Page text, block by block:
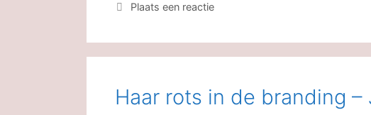
Plaats een reactie
Haar rots in de branding –